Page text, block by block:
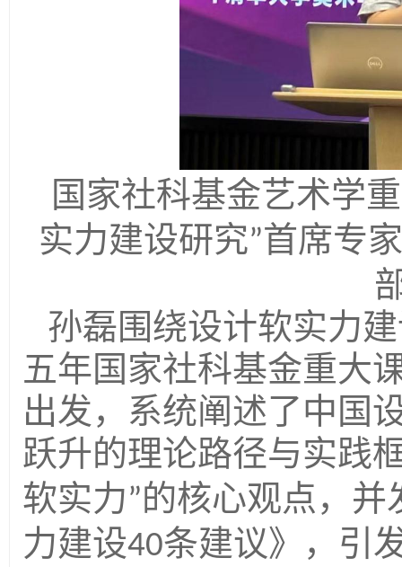
国家社科基金艺术学
实力建设研究”首席专
孙磊围绕设计软实力
五年国家社科基金重大
出发，系统阐述了中国
跃升的理论路径与实践
软实力”的核心观点，并
力建设40条建议》，引